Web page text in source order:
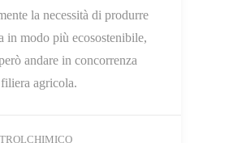
la necessità di produrre
in modo più ecosostenibile,
andare in concorrenza
agricola.